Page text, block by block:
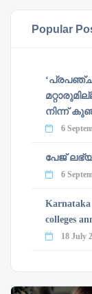
Popular
നിന്ന്
6
പേജ്
6
Karnataka
colleges
18 July